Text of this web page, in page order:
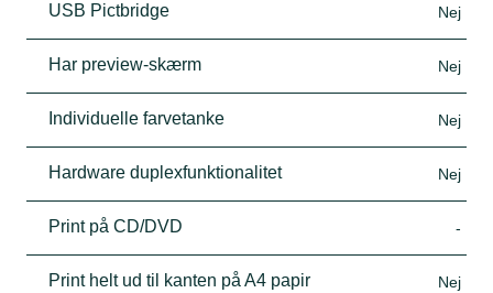
USB Pictbridge Nej
Har preview-skærm Nej
Individuelle farvetanke Nej
Hardware duplexfunktionalitet Nej
Print på CD/DVD -
Print helt ud til kanten på A4 papir Nej